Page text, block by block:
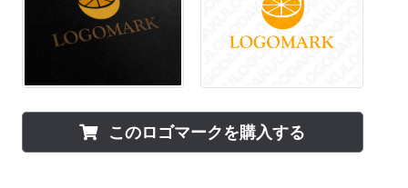
このロゴマークを購入する